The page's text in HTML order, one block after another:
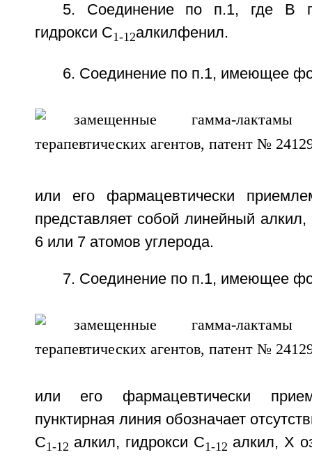
5. Соединение по п.1, где В
гидрокси C1-12алкилфенил.
6. Соединение по п.1, имеющее
или его фармацевтически
представляет собой линейный
6 или 7 атомов углерода.
7. Соединение по п.1, имеющее
или его фармацевтически
пунктирная линия обозначает
C1-12 алкил, гидрокси С1-12 алкил, Х